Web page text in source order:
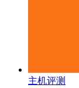
主机评测